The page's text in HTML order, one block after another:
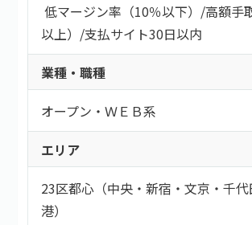
低マージン率（10％以下） /高額手
以上） /支払サイト30日以内
業種・職種
オープン・ＷＥＢ系
エリア
23区都心（中央・新宿・文京・千代
港）